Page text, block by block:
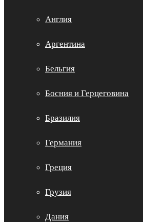
Англия
Аргентина
Бельгия
Босния и Герцеговина
Бразилия
Германия
Греция
Грузия
Дания